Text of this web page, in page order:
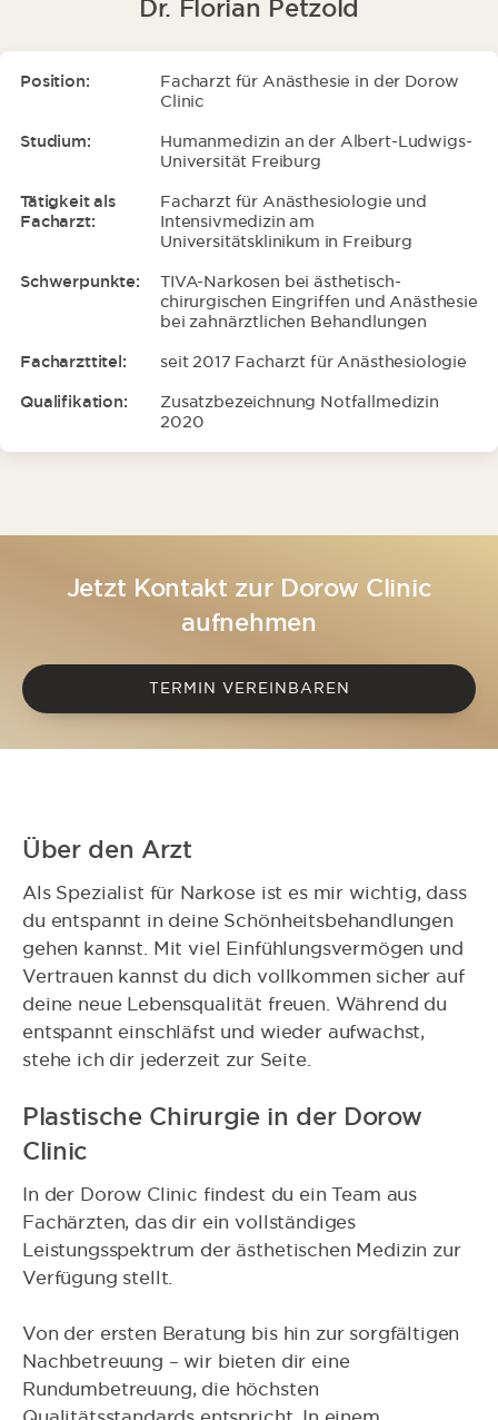
Dr. Florian Petzold
Position:
Facharzt für Anästhesie in der Dorow
Clinic
Studium:
Humanmedizin an der Albert-Ludwigs-
Universität Freiburg
Tätigkeit als
Facharzt:
Facharzt für Anästhesiologie und
Intensivmedizin am
Universitätsklinikum in Freiburg
Schwerpunkte:
TIVA-Narkosen bei ästhetisch-
chirurgischen Eingriffen und Anästhesie
bei zahnärztlichen Behandlungen
Facharzttitel:
seit 2017 Facharzt für Anästhesiologie
Qualifikation:
Zusatzbezeichnung Notfallmedizin
2020
Jetzt Kontakt zur Dorow Clinic
aufnehmen
TERMIN VEREINBAREN
Über den Arzt
Als Spezialist für Narkose ist es mir wichtig, dass
du entspannt in deine Schönheitsbehandlungen
gehen kannst. Mit viel Einfühlungsvermögen und
Vertrauen kannst du dich vollkommen sicher auf
deine neue Lebensqualität freuen. Während du
entspannt einschläfst und wieder aufwachst,
stehe ich dir jederzeit zur Seite.
Plastische Chirurgie in der Dorow
Clinic
In der Dorow Clinic findest du ein Team aus
Fachärzten, das dir ein vollständiges
Leistungsspektrum der ästhetischen Medizin zur
Verfügung stellt.
Von der ersten Beratung bis hin zur sorgfältigen
Nachbetreuung – wir bieten dir eine
Rundumbetreuung, die höchsten